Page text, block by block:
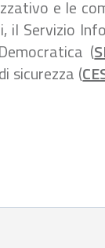
e le
il Servizio
(
sicurezza (